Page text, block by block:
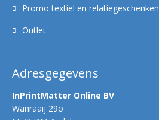
Adresgegevens
InPrintMatter Online BV
Wanraaij 29o
Promo textiel en relatiegeschenken
Outlet